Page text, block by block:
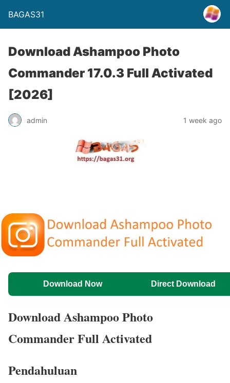
BAGAS31
Download Ashampoo Photo
Commander 17.0.3 Full Activated
[2026]
admin 1 week ago
Download Now Direct Download
Download Ashampoo Photo
Commander Full Activated
Pendahuluan